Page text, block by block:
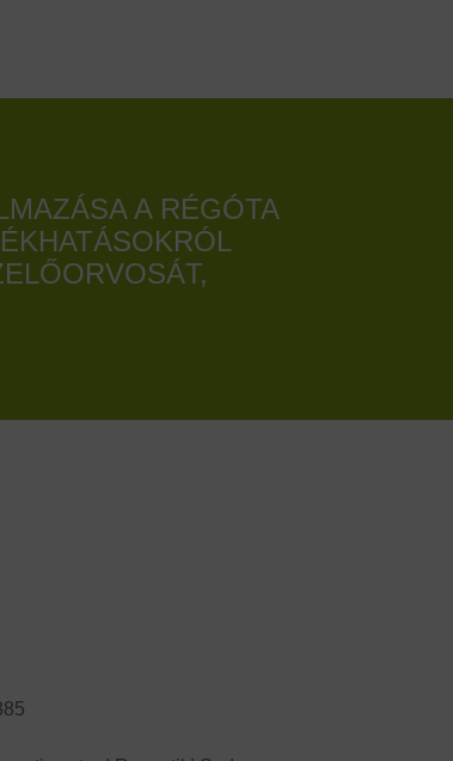
A RÉGÓTA